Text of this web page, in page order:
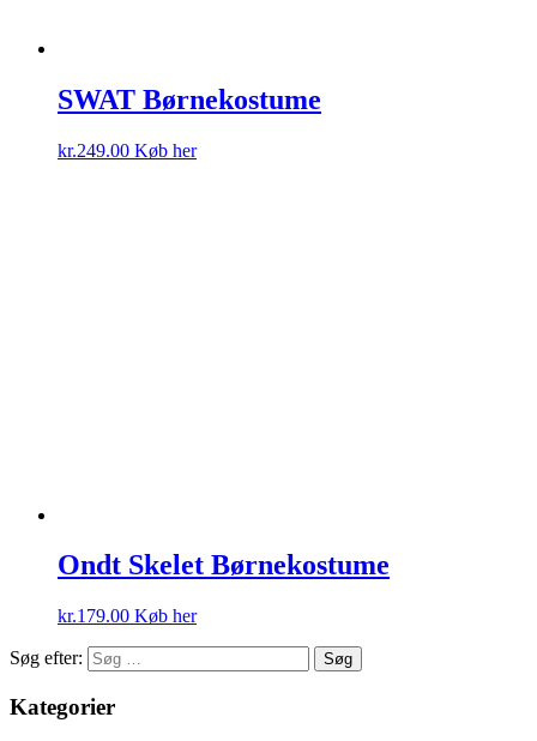
SWAT Børnekostume
kr.249.00 Køb her
Ondt Skelet Børnekostume
kr.179.00 Køb her
Søg efter:
Kategorier